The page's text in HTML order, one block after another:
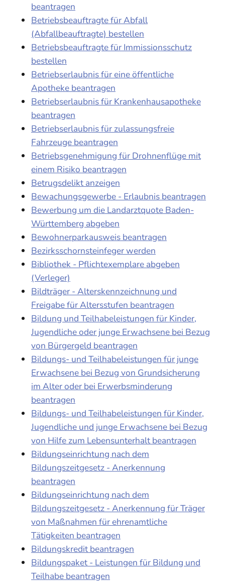
beantragen
Betriebsbeauftragte für Abfall
(Abfallbeauftragte) bestellen
Betriebsbeauftragte für Immissionsschutz
bestellen
Betriebserlaubnis für eine öffentliche
Apotheke beantragen
Betriebserlaubnis für Krankenhausapotheke
beantragen
Betriebserlaubnis für zulassungsfreie
Fahrzeuge beantragen
Betriebsgenehmigung für Drohnenflüge mit
einem Risiko beantragen
Betrugsdelikt anzeigen
Bewachungsgewerbe - Erlaubnis beantragen
Bewerbung um die Landarztquote Baden-
Württemberg abgeben
Bewohnerparkausweis beantragen
Bezirksschornsteinfeger werden
Bibliothek - Pflichtexemplare abgeben
(Verleger)
Bildträger - Alterskennzeichnung und
Freigabe für Altersstufen beantragen
Bildung und Teilhabeleistungen für Kinder,
Jugendliche oder junge Erwachsene bei Bezug
von Bürgergeld beantragen
Bildungs- und Teilhabeleistungen für junge
Erwachsene bei Bezug von Grundsicherung
im Alter oder bei Erwerbsminderung
beantragen
Bildungs- und Teilhabeleistungen für Kinder,
Jugendliche und junge Erwachsene bei Bezug
von Hilfe zum Lebensunterhalt beantragen
Bildungseinrichtung nach dem
Bildungszeitgesetz - Anerkennung
beantragen
Bildungseinrichtung nach dem
Bildungszeitgesetz - Anerkennung für Träger
von Maßnahmen für ehrenamtliche
Tätigkeiten beantragen
Bildungskredit beantragen
Bildungspaket - Leistungen für Bildung und
Teilhabe beantragen